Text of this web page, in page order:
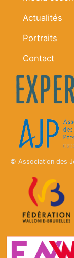
Actualités
Portraits
Contact
© Association des